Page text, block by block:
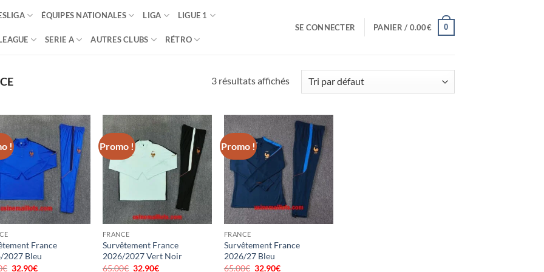
ÉQUIPES NATIONALES LIGA LIGUE 1
SERIE A AUTRES CLUBS RÉTRO
SE CONNECTER PANIER / 0.00€ 0
3 résultats affichés
!
France
2027 Bleu
€ Le
32.90€
Promo !
FRANCE
Survêtement France
2026/2027 Vert Noir
65.00€ Le
32.90€
Promo !
FRANCE
Survêtement France
2026/27 Bleu
65.00€ Le
32.90€